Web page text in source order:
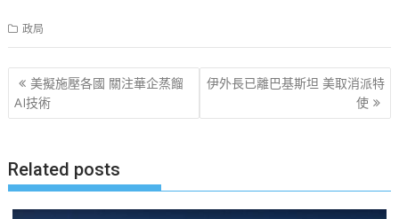
政局
文
章
美擬施壓各國 關注華企蒸餾
AI技術
伊外長已離巴基斯坦 美取消派特
使
Related posts